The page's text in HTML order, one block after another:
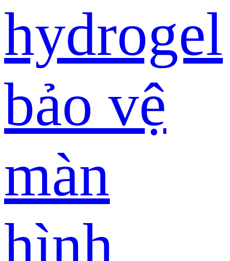
hydrogel
bảo vệ
màn
hình